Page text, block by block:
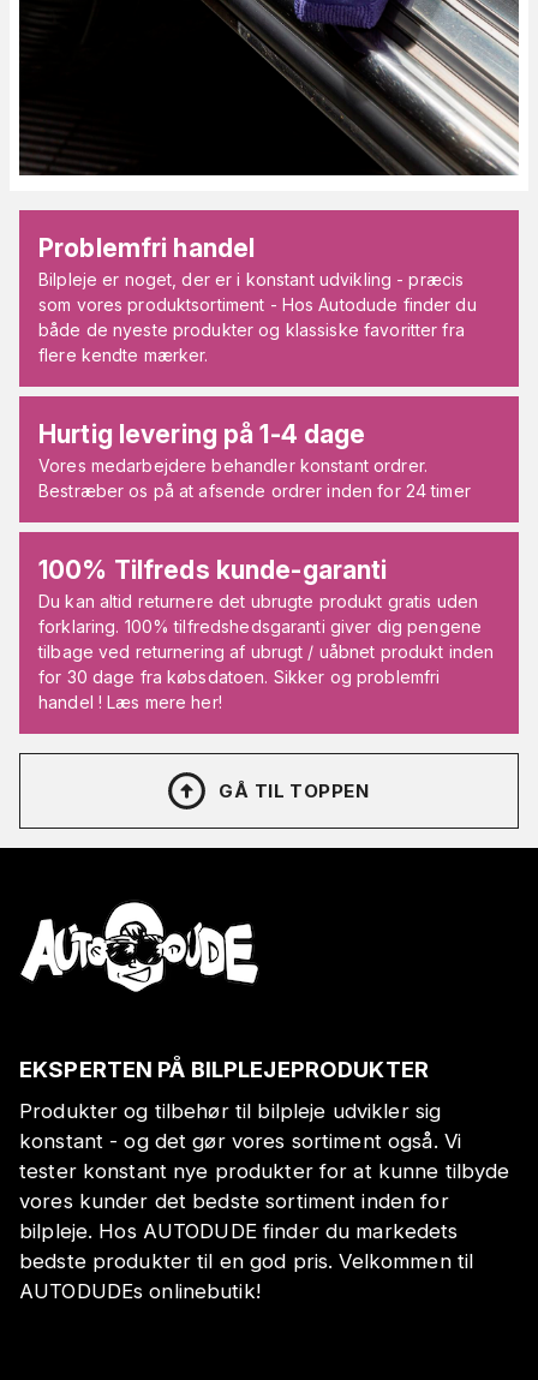
Problemfri handel
Bilpleje er noget, der er i konstant udvikling - præcis
som vores produktsortiment - Hos Autodude finder du
både de nyeste produkter og klassiske favoritter fra
flere kendte mærker.
Hurtig levering på 1-4 dage
Vores medarbejdere behandler konstant ordrer.
Bestræber os på at afsende ordrer inden for 24 timer
100% Tilfreds kunde-garanti
Du kan altid returnere det ubrugte produkt gratis uden
forklaring. 100% tilfredshedsgaranti giver dig pengene
tilbage ved returnering af ubrugt / uåbnet produkt inden
for 30 dage fra købsdatoen. Sikker og problemfri
handel ! Læs mere her!
GÅ TIL TOPPEN
EKSPERTEN PÅ BILPLEJEPRODUKTER
Produkter og tilbehør til bilpleje udvikler sig
konstant - og det gør vores sortiment også. Vi
tester konstant nye produkter for at kunne tilbyde
vores kunder det bedste sortiment inden for
bilpleje. Hos AUTODUDE finder du markedets
bedste produkter til en god pris. Velkommen til
AUTODUDEs onlinebutik!